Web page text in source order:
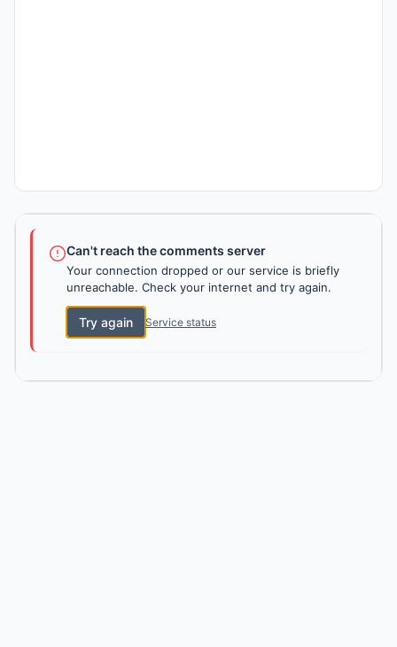
Can't reach the comments server
Your connection dropped or our service is briefly
unreachable. Check your internet and try again.
Try again Service status